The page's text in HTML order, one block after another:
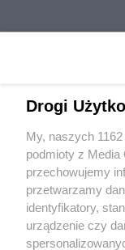
Wydawca mediów
Drogi
My, naszych
podmioty z
przechowujemy
przetwarzamy
identyfikatory,
urządzenie czy